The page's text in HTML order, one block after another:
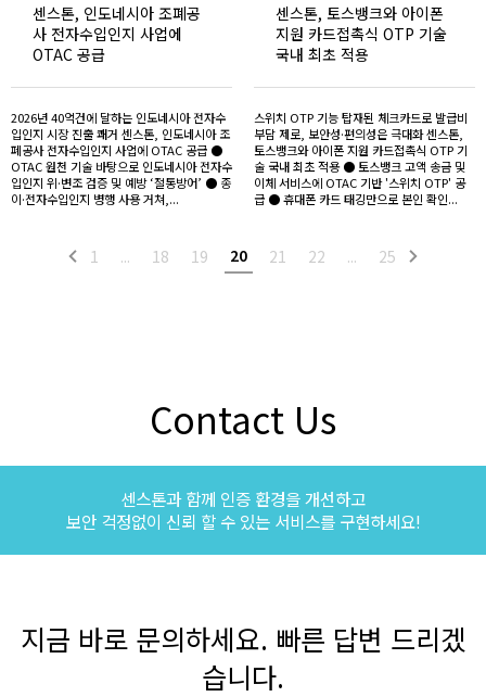
센스톤, 인도네시아 조폐공
사 전자수입인지 사업에
OTAC 공급
2026년 40억건에 달하는 인도네시아 전자수
입인지 시장 진출 쾌거 센스톤, 인도네시아 조
폐공사 전자수입인지 사업에 OTAC 공급 ●
OTAC 원천 기술 바탕으로 인도네시아 전자수
입인지 위·변조 검증 및 예방 ‘철통방어’ ● 종
이·전자수입인지 병행 사용 거쳐,...
센스톤, 토스뱅크와 아이폰
지원 카드접촉식 OTP 기술
국내 최초 적용
스위치 OTP 기능 탑재된 체크카드로 발급비
부담 제로, 보안성·편의성은 극대화 센스톤,
토스뱅크와 아이폰 지원 카드접촉식 OTP 기
술 국내 최초 적용 ● 토스뱅크 고액 송금 및
이체 서비스에 OTAC 기반 '스위치 OTP' 공
급 ● 휴대폰 카드 태깅만으로 본인 확인...
1 ... 18 19 20 21 22 ... 25
Contact Us
센스톤과 함께 인증 환경을 개선하고
보안 걱정없이 신뢰 할 수 있는 서비스를 구현하세요!
지금 바로 문의하세요. 빠른 답변 드리겠
습니다.